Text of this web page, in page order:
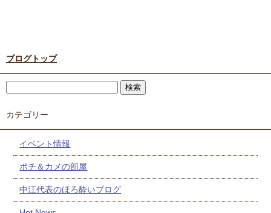
ブログトップ
カテゴリー
イベント情報
ポチ＆カメの部屋
中江代表のほろ酔いブログ